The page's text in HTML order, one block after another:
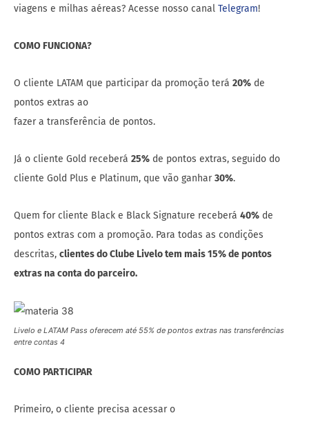
viagens e milhas aéreas? Acesse nosso canal Telegram!
COMO FUNCIONA?
O cliente LATAM que participar da promoção terá 20% de
pontos extras ao
fazer a transferência de pontos.
Já o cliente Gold receberá 25% de pontos extras, seguido do
cliente Gold Plus e Platinum, que vão ganhar30%.
Quem for cliente Black e Black Signature receberá 40% de
pontos extras com a promoção. Para todas as condições
descritas, clientes do Clube Livelo tem mais 15% de pontos
extras na conta do parceiro.
Livelo e LATAM Pass oferecem até 55% de pontos extras nas transferências
entre contas 4
COMO PARTICIPAR
Primeiro, o cliente precisa acessar o